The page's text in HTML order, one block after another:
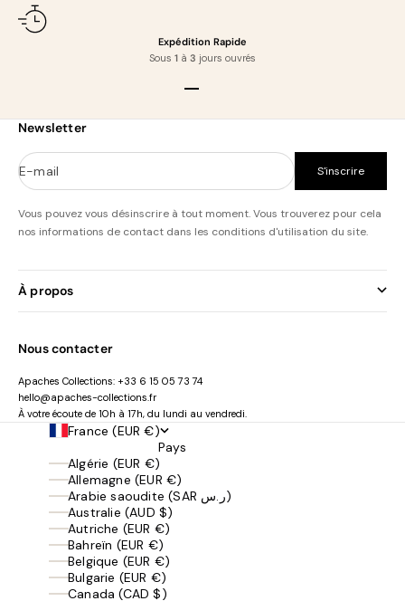
Expédition Rapide
Sous 1 à 3 jours ouvrés
Newsletter
E-mail S'inscrire
Vous pouvez vous désinscrire à tout moment. Vous trouverez pour cela
nos informations de contact dans les conditions d'utilisation du site.
À propos
Nous contacter
Apaches Collections: +33 6 15 05 73 74
hello@apaches-collections.fr
À votre écoute de 10h à 17h, du lundi au vendredi.
France (EUR €)
Pays
Algérie (EUR €)
Allemagne (EUR €)
Arabie saoudite (SAR ر.س)
Australie (AUD $)
Autriche (EUR €)
Bahreïn (EUR €)
Belgique (EUR €)
Bulgarie (EUR €)
Canada (CAD $)